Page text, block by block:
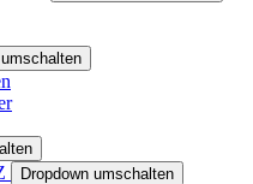
Dropdown umschalten